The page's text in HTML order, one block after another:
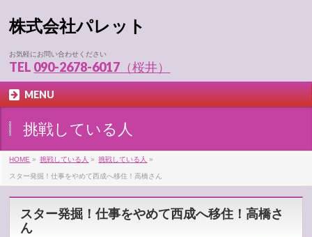
株式会社パレット
お気軽にお問い合わせください
TEL 090-2678-6017（桜井）
MENU
挑戦している人
HOME » 挑戦している人 » 挑戦している人 »
スター発掘！仕事をやめて西成へ移住！高橋さん
スター発掘！仕事をやめて西成へ移住！高橋さ
ん